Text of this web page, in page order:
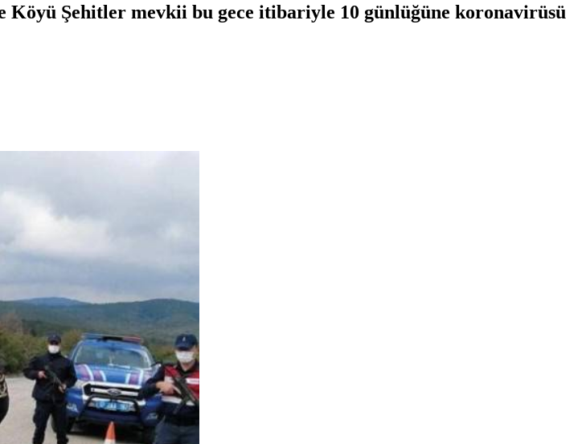
Şehitler mevkii bu gece itibariyle 10 günlüğüne koronavirüsü